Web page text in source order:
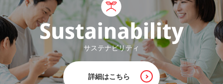
サステナビリティ
詳細はこちら